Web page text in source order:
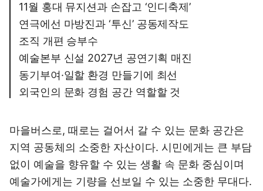
11월 홍대 뮤지션과 손잡고 ‘인디축제’
연극에선 마방진과 ‘투신’ 공동제작도
조직 개편 승부수
예술본부 신설 2027년 공연기획 매진
동기부여·일할 환경 만들기에 최선
외국인의 문화 경험 공간 역할할 것
마을버스로, 때로는 걸어서 갈 수 있는 문화 공간은
지역 공동체의 소중한 자산이다. 시민에게는 큰 부담
없이 예술을 향유할 수 있는 생활 속 문화 중심이며
예술가에게는 기량을 선보일 수 있는 소중한 무대다.